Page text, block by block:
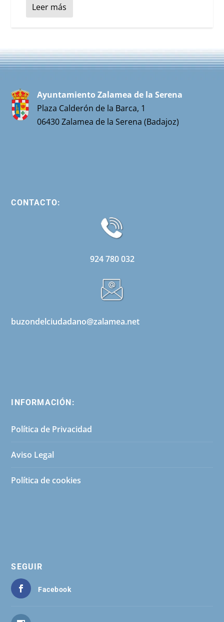
Leer más
Ayuntamiento Zalamea de la Serena
Plaza Calderón de la Barca, 1
06430 Zalamea de la Serena (Badajoz)
CONTACTO:
924 780 032
buzondelciudadano@zalamea.net
INFORMACIÓN:
Política de Privacidad
Aviso Legal
Política de cookies
SEGUIR
Facebook